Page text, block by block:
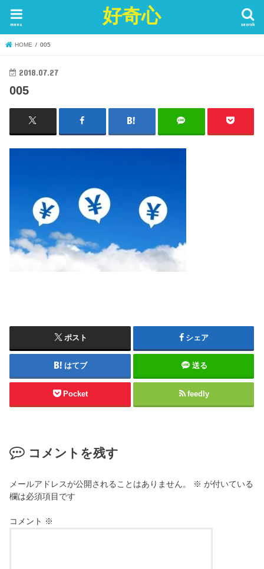
好奇心 search
menu
HOME 005
2018.07.27
005
ポスト シェア
はてブ 送る
Pocket feedly
コメントを残す
メールアドレスが公開されることはありません。 ※ が付いている
欄は必須項目です
コメント ※